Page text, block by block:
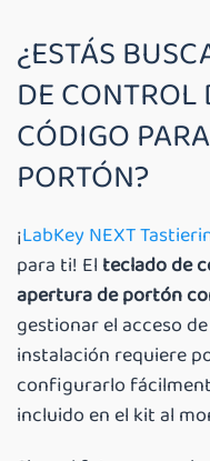
CHATGPT HA DETTO:
¿ESTÁS
DE CONTROL
CÓDIGO
PORTÓN?
CHATGPT HA DETTO
CHATGPT HA DETTO:
¡LabKey NEXT
para ti! El teclado de
apertura de portón
gestionar el acceso
instalación requiere
configurarlo
incluido en el kit al